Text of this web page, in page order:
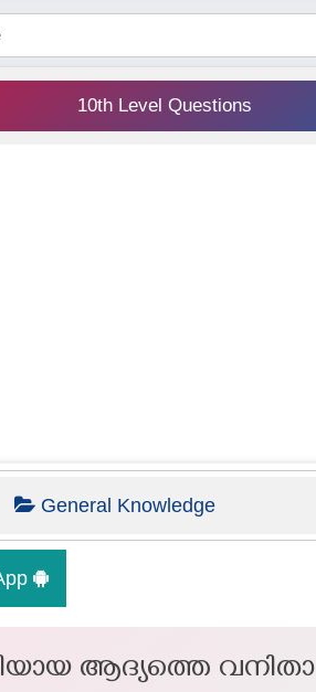
10th Level Questions
General Knowledge
ആദ്യത്തെ വനിതാ